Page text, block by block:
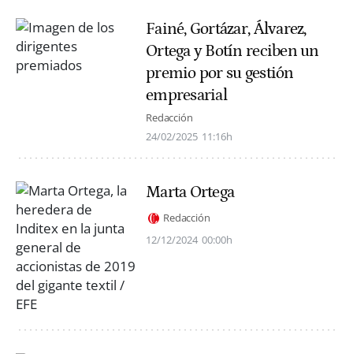
Fainé, Gortázar, Álvarez,
Ortega y Botín reciben un
premio por su gestión
empresarial
Redacción
24/02/2025 11:16h
Marta Ortega
Redacción
12/12/2024 00:00h